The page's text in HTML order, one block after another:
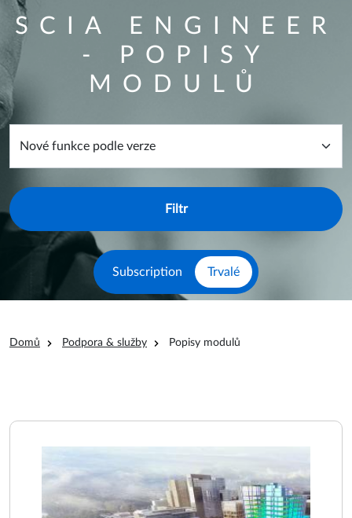
SCIA ENGINEER
- POPISY
MODULŮ
Overview filter form
Subscription Trvalé
Drobečková navigace
Domů Podpora & služby Popisy modulů